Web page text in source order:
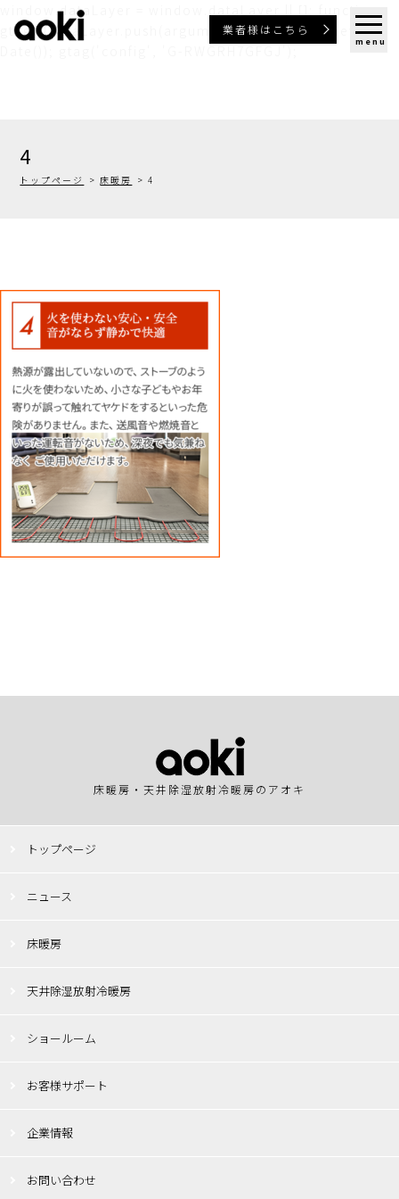
window.dataLayer = window.dataLayer || []; function
gtag(){dataLayer.push(arguments);} gtag('js', new
業者様はこちら
menu
4
トップページ 床暖房 4
床暖房・天井除湿放射冷暖房のアオキ
トップページ
ニュース
床暖房
天井除湿放射冷暖房
ショールーム
お客様サポート
企業情報
お問い合わせ